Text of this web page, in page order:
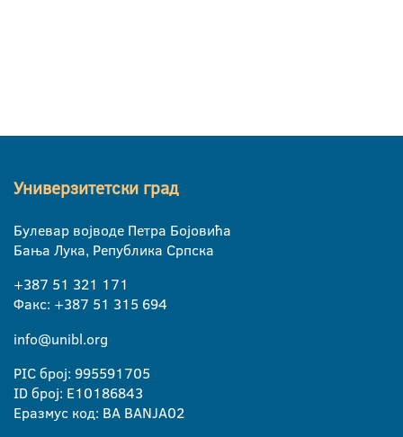
Универзитетски град
Булевар војводе Петра Бојовића
Бања Лука, Република Српска
+387 51 321 171
Факс: +387 51 315 694
info@unibl.org
PIC број: 995591705
ID број: E10186843
Еразмус код: BA BANJA02